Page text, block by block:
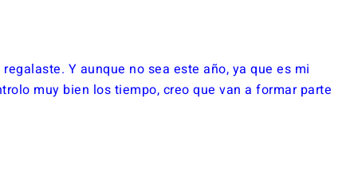
Y aunque no sea este año, ya que es mi
muy bien los tiempo, creo que van a formar parte